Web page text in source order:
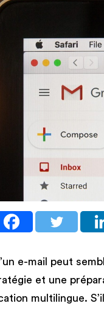
e-mail peut
et une
multilingue.